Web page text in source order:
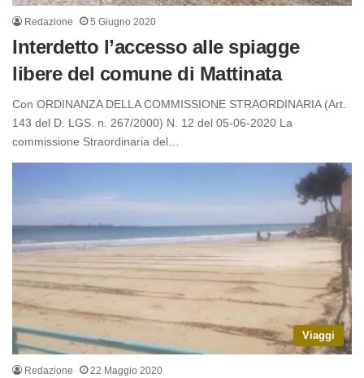
Redazione 5 Giugno 2020
Interdetto l’accesso alle spiagge
libere del comune di Mattinata
Con ORDINANZA DELLA COMMISSIONE STRAORDINARIA (Art.
143 del D. LGS. n. 267/2000) N. 12 del 05-06-2020 La
commissione Straordinaria del…
Viaggi
Redazione 22 Maggio 2020